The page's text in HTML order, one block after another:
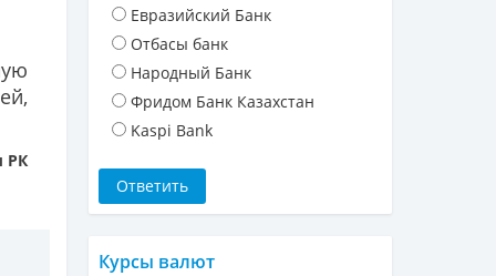
РК
Евразийский Банк
Отбасы банк
Народный Банк
Фридом Банк Казахстан
Kaspi Bank
Курсы валют